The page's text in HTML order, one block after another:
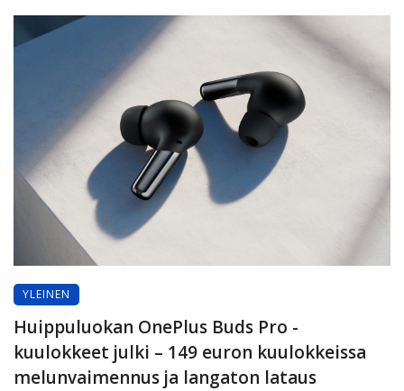
YLEINEN
Huippuluokan OnePlus Buds Pro -
kuulokkeet julki – 149 euron kuulokkeissa
melunvaimennus ja langaton lataus